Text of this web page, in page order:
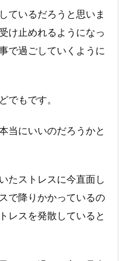
ているだろうと思いま
け止めれるようになっ
で過ごしていくように
でもです。
当にいいのだろうかと
たストレスに今直面し
で降りかかっているの
レスを発散していると